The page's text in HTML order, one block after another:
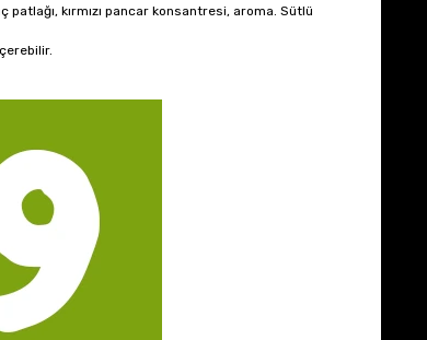
kırmızı pancar konsantresi, aroma. Sütlü